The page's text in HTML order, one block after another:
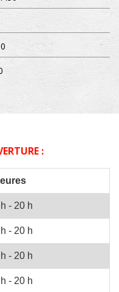
:
- 20 h
- 20 h
- 20 h
- 20 h